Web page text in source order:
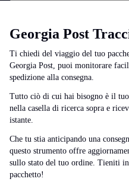
Georgia Post
Ti chiedi del viaggio del tuo
Georgia Post, puoi monitorare
spedizione alla consegna.
Tutto ciò di cui hai bisogno è il
nella casella di ricerca sopra e
istante.
Che tu stia anticipando una
questo strumento offre
sullo stato del tuo ordine. Tieniti
pacchetto!